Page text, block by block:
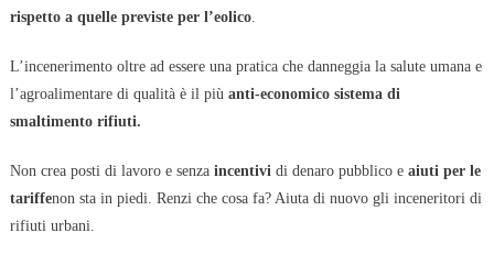
rispetto a quelle previste per l’eolico.
L’incenerimento oltre ad essere una pratica che danneggia la salute umana e
l’agroalimentare di qualità è il più anti-economico sistema di
smaltimento rifiuti.
Non crea posti di lavoro e senzaincentividi denaro pubblico e aiuti per le
tariffenon sta in piedi. Renzi che cosa fa? Aiuta di nuovo gli inceneritori di
rifiuti urbani.